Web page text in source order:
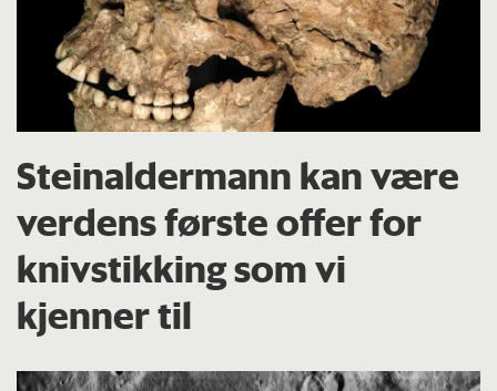
Steinaldermann kan være
verdens første offer for
knivstikking som vi
kjenner til